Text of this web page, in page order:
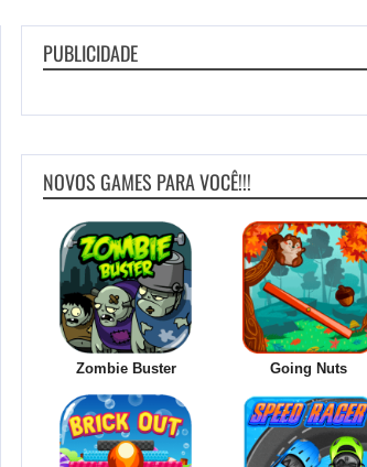
PUBLICIDADE
NOVOS GAMES PARA VOCÊ!!!
Zombie Buster Going Nuts